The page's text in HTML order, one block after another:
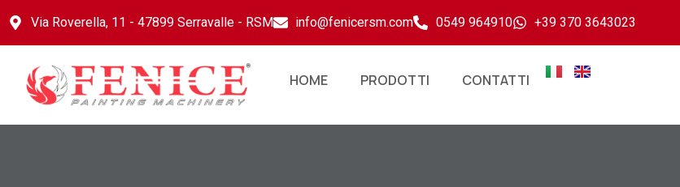
Via Roverella, 11 - 47899 Serravalle - RSM info@fenicersm.com 0549 964910 +39 370 3643023
HOME PRODOTTI CONTATTI